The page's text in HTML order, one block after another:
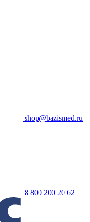
shop@bazismed.ru
8 800 200 20 62